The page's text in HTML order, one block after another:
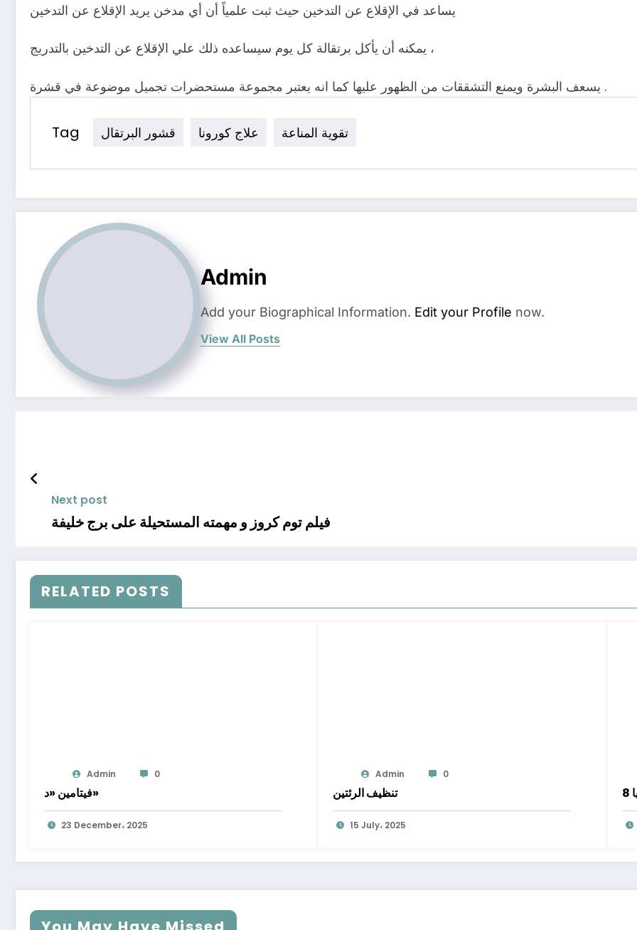
يساعد في الإقلاع عن التدخين حيث ثبت علمياً أن أي مدخن يريد الإقلاع عن التدخين
يمكنه أن يأكل برتقالة كل يوم سيساعده ذلك علي الإقلاع عن التدخين بالتدريج ،
يسعف البشرة ويمنع التشققات من الظهور عليها كما انه يعتبر مجموعة مستحضرات تجميل موضوعة في قشرة .
Tag تقوية المناعة علاج كورونا قشور البرتقال
Admin
Add your Biographical Information. Edit your Profile now.
View All Posts
Next post
فيلم توم كروز و مهمته المستحيلة على برج خليفة
RELATED POSTS
Admin 0
فيتامين «د»
23 December، 2025
Admin 0
تنظيف الرئتين
15 July، 2025